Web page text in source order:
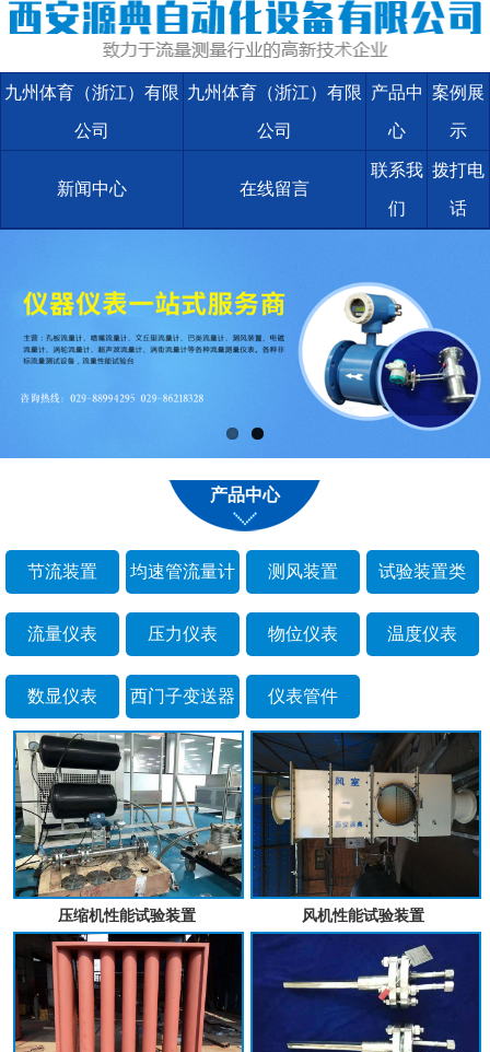
九州体育（浙江）有限
公司
九州体育（浙江）有限
公司
产品中
心
案例展
示
新闻中心 在线留言
联系我
们
拨打电
话
产品中心
节流装置 均速管流量计 测风装置 试验装置类
流量仪表 压力仪表 物位仪表 温度仪表
数显仪表 西门子变送器 仪表管件
压缩机性能试验装置 风机性能试验装置